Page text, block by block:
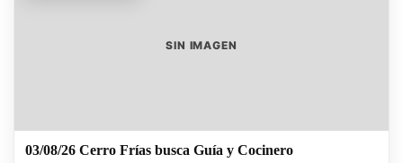
SIN IMAGEN
03/08/26 Cerro Frías busca Guía y Cocinero